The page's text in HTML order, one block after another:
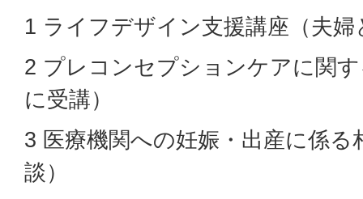
1 ライフデザイン支援講座（夫婦
2 プレコンセプションケアに関
に受講）
3 医療機関への妊娠・出産に係る
談）